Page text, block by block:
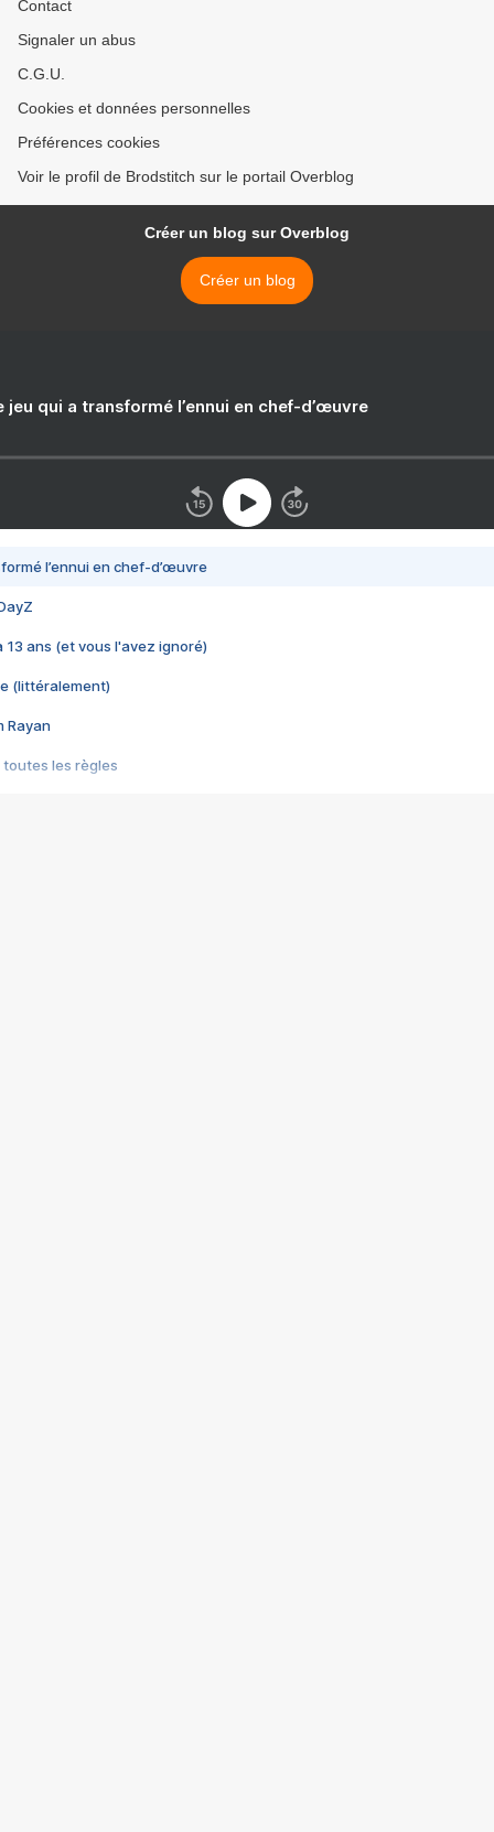
Contact
Signaler un abus
C.G.U.
Cookies et données personnelles
Préférences cookies
Voir le profil de Brodstitch sur le portail Overblog
Créer un blog sur Overblog
Créer un blog
jeu qui a transformé l’ennui en chef-d’œuvre
l’ennui en chef-d’œuvre
13 ans (et vous l'avez ignoré)
(littéralement)
Rayan
toutes les règles